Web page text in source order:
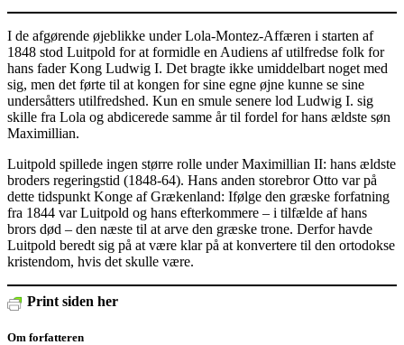
I de afgørende øjeblikke under Lola-Montez-Affæren i starten af
1848 stod Luitpold for at formidle en Audiens af utilfredse folk for
hans fader Kong Ludwig I. Det bragte ikke umiddelbart noget med
sig, men det førte til at kongen for sine egne øjne kunne se sine
undersåtters utilfredshed. Kun en smule senere lod Ludwig I. sig
skille fra Lola og abdicerede samme år til fordel for hans ældste søn
Maximillian.
Luitpold spillede ingen større rolle under Maximillian II: hans ældste
broders regeringstid (1848-64). Hans anden storebror Otto var på
dette tidspunkt Konge af Grækenland: Ifølge den græske forfatning
fra 1844 var Luitpold og hans efterkommere – i tilfælde af hans
brors død – den næste til at arve den græske trone. Derfor havde
Luitpold beredt sig på at være klar på at konvertere til den ortodokse
kristendom, hvis det skulle være.
Print siden her
Om forfatteren